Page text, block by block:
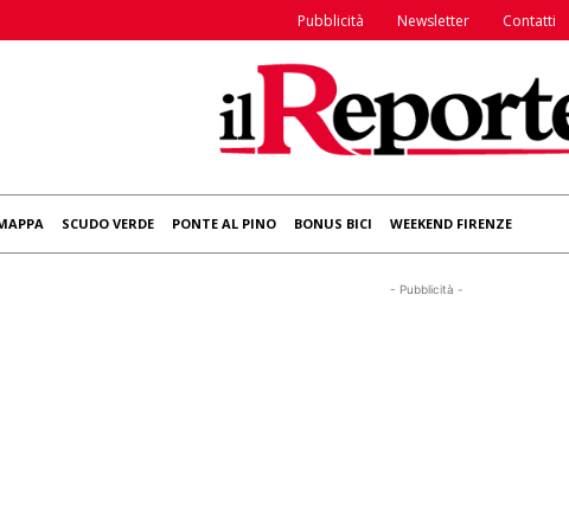
Pubblicità Newsletter Contatti
SCUDO VERDE PONTE AL PINO BONUS BICI WEEKEND FIRENZE
- Pubblicità -